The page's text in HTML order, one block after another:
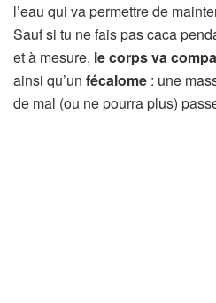
l’eau qui va permettre de
Sauf si tu ne fais pas caca
et à mesure, le corps va
ainsi qu’un fécalome : une
de mal (ou ne pourra plus)